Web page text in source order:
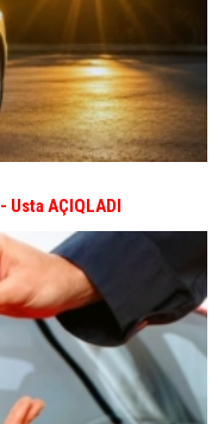
- Usta AÇIQLADI